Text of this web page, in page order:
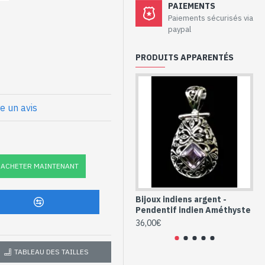
- Pendentif
sur une monture en
: 35mm x 30mm approx
Améthyste
AM-636)
un avis
ACHETER MAINTENANT
TABLEAU DES TAILLES
PAIEMENTS
Paiements sécurisés via
paypal
PRODUITS APPARENTÉS
Bijoux indiens argent -
Pendentif indien Améthyste
36,00€